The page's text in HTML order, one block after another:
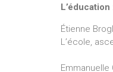
Étienne
L’école,
Emmanuelle